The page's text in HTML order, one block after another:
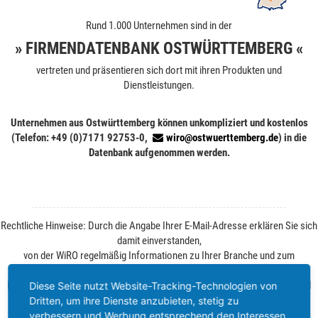
Rund 1.000 Unternehmen sind in der
» FIRMENDATENBANK OSTWÜRTTEMBERG «
vertreten und präsentieren sich dort mit ihren Produkten und
Dienstleistungen.
Unternehmen aus Ostwürttemberg können unkompliziert und kostenlos
(Telefon: +49 (0)7171 92753-0,
wiro@ostwuerttemberg.de) in die
Datenbank aufgenommen werden.
Rechtliche Hinweise: Durch die Angabe Ihrer E-Mail-Adresse erklären Sie sich
damit einverstanden,
von der WiRO regelmäßig Informationen zu Ihrer Branche und zum
Ihre Einwilligung können Sie jederzeit ohne Angabe von Gründen per E-Mail
widerrufen. Weitere Informationen finden Sie unterDatenschutz
Diese Seite nutzt Website-Tracking-Technologien von
Dritten, um ihre Dienste anzubieten, stetig zu
verbessern und Werbung entsprechend den Interessen